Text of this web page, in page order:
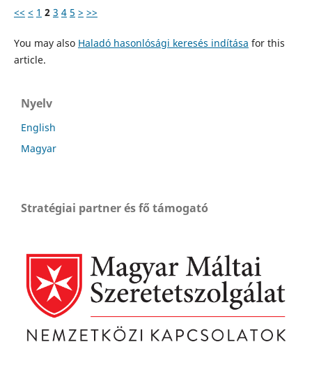
<< < 1 2 3 4 5 > >>
You may also Haladó hasonlósági keresés indítása for this
article.
Nyelv
English
Magyar
Stratégiai partner és fő támogató